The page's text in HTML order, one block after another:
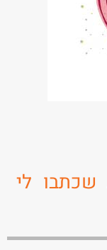
שכתבו לי